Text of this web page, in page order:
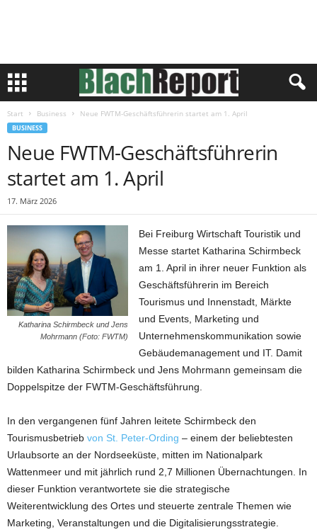
Start Business Neue FWTM-Geschäftsführerin startet am 1. April
BUSINESS
Neue FWTM-Geschäftsführerin
startet am 1. April
17. März 2026
Katharina Schirmbeck und Jens
Mohrmann (Foto: FWTM)
Bei Freiburg Wirtschaft Touristik und
Messe startet Katharina Schirmbeck
am 1. April in ihrer neuer Funktion als
Geschäftsführerin im Bereich
Tourismus und Innenstadt, Märkte
und Events, Marketing und
Unternehmenskommunikation sowie
Gebäudemanagement und IT. Damit
bilden Katharina Schirmbeck und Jens Mohrmann gemeinsam die
Doppelspitze der FWTM-Geschäftsführung.
In den vergangenen fünf Jahren leitete Schirmbeck den
Tourismusbetrieb von St. Peter-Ording – einem der beliebtesten
Urlaubsorte an der Nordseeküste, mitten im Nationalpark
Wattenmeer und mit jährlich rund 2,7 Millionen Übernachtungen. In
dieser Funktion verantwortete sie die strategische
Weiterentwicklung des Ortes und steuerte zentrale Themen wie
Marketing, Veranstaltungen und die Digitalisierungsstrategie.